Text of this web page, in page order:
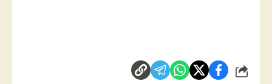
شارك